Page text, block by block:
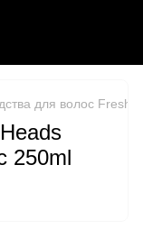
для волос Fresh
250ml